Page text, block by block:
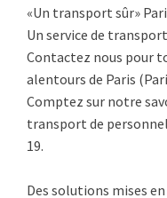
«Un transport sûr»
Un service de
Contactez nous pour
alentours de Paris
Comptez sur notre
transport de
19.
Des solutions mises